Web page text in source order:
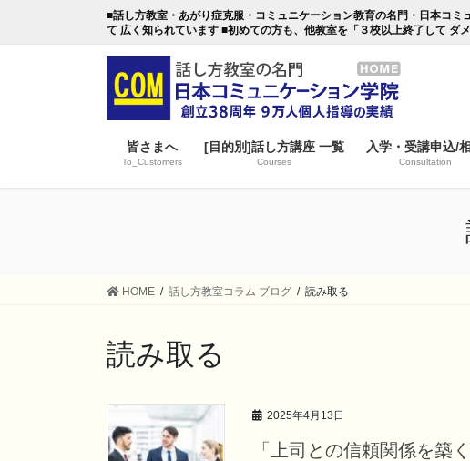
■話し方教室・あがり症克服・コミュニケーション教育の名門・日本コ
て 広く知られています ■初めての方も、他教室を「３校以上終了して ダ
皆さまへ
To_Customers
[目的別]話し方講座 一覧
Courses
入学・受講申込/
Consultation
HOME 話し方教室コラム ブログ 読み取る
読み取る
2025年4月13日
「上司との信頼関係を築